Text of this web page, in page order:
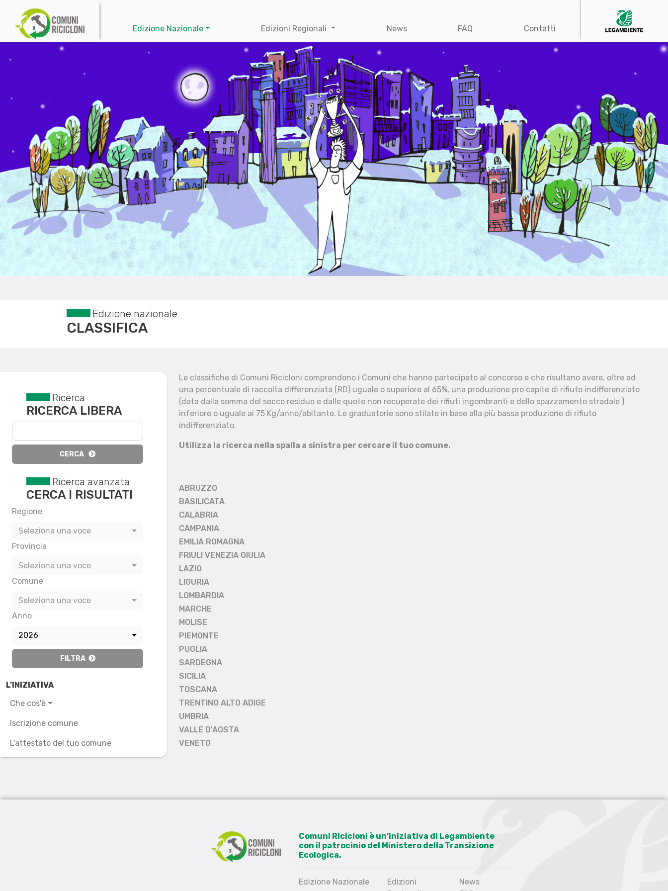
Edizione Nazionale Edizioni Regionali News FAQ Contatti
Edizione nazionale
CLASSIFICA
Reset filtri
Ricerca
RICERCA LIBERA
CERCA
Ricerca avanzata
CERCA I RISULTATI
Regione
Seleziona una voce
Provincia
Seleziona una voce
Comune
Seleziona una voce
Anno
2026
FILTRA
L’INIZIATIVA
Che cos'è
Iscrizione comune
L'attestato del tuo comune
Le classifiche di Comuni Ricicloni comprendono i Comuni che hanno partecipato al concorso e che risultano avere, oltre ad
una percentuale di raccolta differenziata (RD) uguale o superiore al 65%, una produzione pro capite di rifiuto indifferenziato
(data dalla somma del secco residuo e dalle quote non recuperate dei rifiuti ingombranti e dello spazzamento stradale )
inferiore o uguale ai 75 Kg/anno/abitante. Le graduatorie sono stilate in base alla più bassa produzione di rifiuto
indifferenziato.
Utilizza la ricerca nella spalla a sinistra per cercare il tuo comune.
ABRUZZO
BASILICATA
CALABRIA
CAMPANIA
EMILIA ROMAGNA
FRIULI VENEZIA GIULIA
LAZIO
LIGURIA
LOMBARDIA
MARCHE
MOLISE
PIEMONTE
PUGLIA
SARDEGNA
SICILIA
TOSCANA
TRENTINO ALTO ADIGE
UMBRIA
VALLE D'AOSTA
VENETO
Comuni Ricicloni è un’iniziativa di Legambiente
con il patrocinio del Ministero della Transizione
Ecologica.
Edizione Nazionale
Edizioni
News